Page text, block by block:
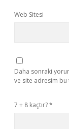
Web Sitesi
Daha sonraki
ve site adresim bu
7 + 8 kaçtır?*